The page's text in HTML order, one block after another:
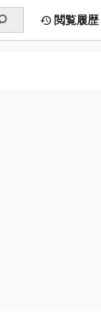
閲覧履歴